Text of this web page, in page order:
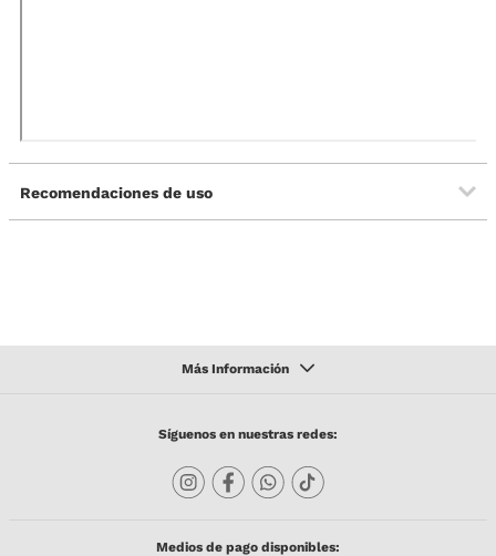
Recomendaciones de uso
Síguenos en nuestras redes:
Medios de pago disponibles: